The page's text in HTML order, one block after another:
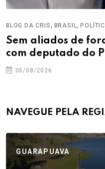
BLOG DA CRIS, BRASIL,
Sem aliados de
com deputado do
05/08/2026
NAVEGUE PELA
GUARAPUAVA